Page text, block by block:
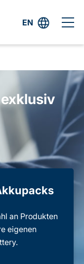
EN
an Produkten
eigenen